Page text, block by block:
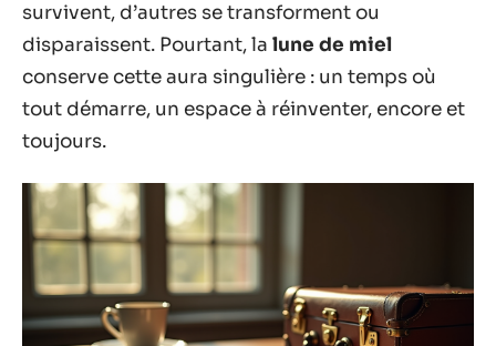
survivent, d’autres se transforment ou
disparaissent. Pourtant, la lune de miel
conserve cette aura singulière : un temps où
tout démarre, un espace à réinventer, encore et
toujours.